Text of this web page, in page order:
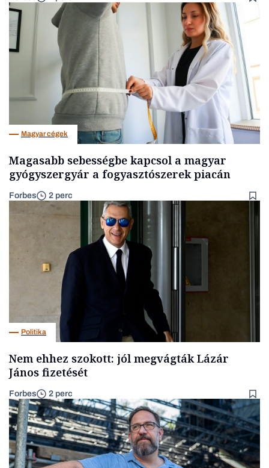
Magyar cégek
Magasabb sebességbe kapcsol a magyar
gyógyszergyár a fogyasztószerek piacán
Forbes 2 perc
Politika
Nem ehhez szokott: jól megvágták Lázár
János fizetését
Forbes 2 perc